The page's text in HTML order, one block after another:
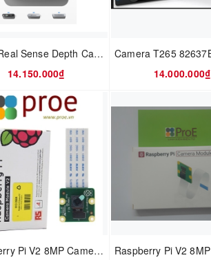
D435i Real Sense Depth Camera
14.150.000₫
14.000.000₫
Raspberry Pi V2 8MP Camera Module RS Components